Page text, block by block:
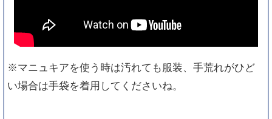
※マニュキアを使う時は汚れても服装、手荒れがひど
い場合は手袋を着用してくださいね。